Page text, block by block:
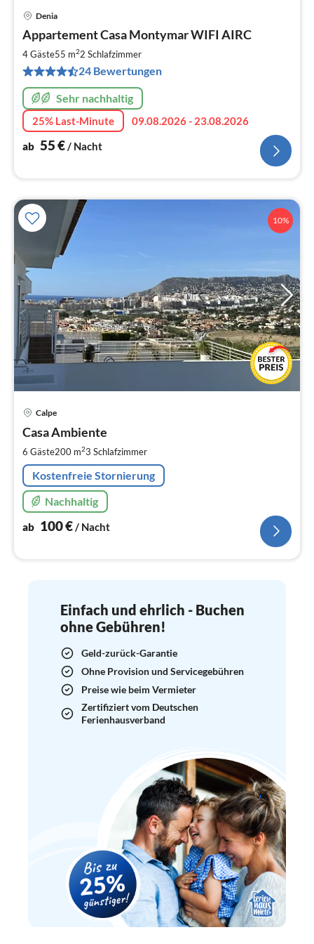
Denia
Appartement Casa Montymar WIFI AIRC
4 Gäste55 m22 Schlafzimmer
24 Bewertungen
Sehr nachhaltig
25% Last-Minute
09.08.2026 - 23.08.2026
ab 55€/ Nacht
10%
Calpe
Casa Ambiente
6 Gäste200 m23 Schlafzimmer
Kostenfreie Stornierung
Nachhaltig
ab 100€/ Nacht
Einfach und ehrlich - Buchen
ohne Gebühren!
Geld-zurück-Garantie
Ohne Provision und Servicegebühren
Preise wie beim Vermieter
Zertifiziert vom Deutschen
Ferienhausverband